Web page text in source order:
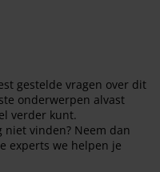
gestelde vragen over dit
onderwerpen alvast
verder kunt.
vinden? Neem dan
experts we helpen je